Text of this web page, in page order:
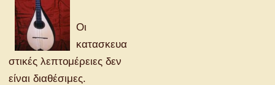
Οι
κατασκευα
στικές λεπτομέρειες δεν
είναι διαθέσιμες.